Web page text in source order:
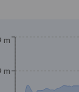
m
m